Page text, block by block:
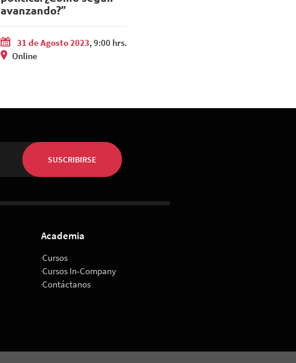
avanzando?”
31 de Agosto 2023, 9:00 hrs.
Online
SUSCRIBIRSE
Academia
Cursos
Cursos In-Company
Contáctanos